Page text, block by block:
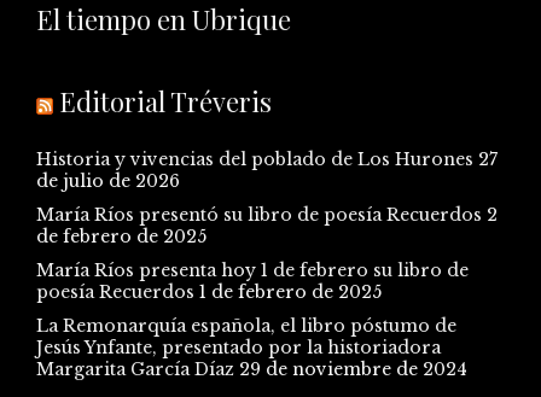
El tiempo en Ubrique
Editorial Tréveris
Historia y vivencias del poblado de Los Hurones 27
de julio de 2026
María Ríos presentó su libro de poesía Recuerdos 2
de febrero de 2025
María Ríos presenta hoy 1 de febrero su libro de
poesía Recuerdos 1 de febrero de 2025
La Remonarquía española, el libro póstumo de
Jesús Ynfante, presentado por la historiadora
Margarita García Díaz 29 de noviembre de 2024